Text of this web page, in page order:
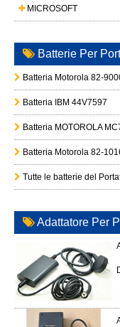
MICROSOFT
Batterie Per
Batteria Motorola 82-
Batteria IBM 44V7597
Batteria MOTOROLA
Batteria Motorola 82-
Tutte le batterie del
Adattatore Per